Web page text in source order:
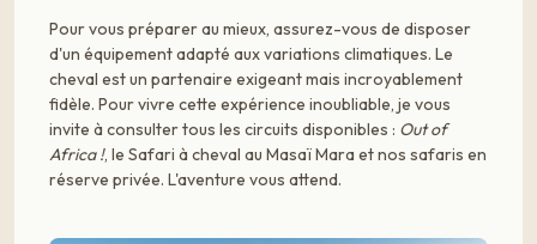
Pour vous préparer au mieux, assurez-vous de disposer
d'un équipement adapté aux variations climatiques. Le
cheval est un partenaire exigeant mais incroyablement
fidèle. Pour vivre cette expérience inoubliable, je vous
invite à consulter tous les circuits disponibles : Out of
Africa !, le Safari à cheval au Masaï Mara et nos safaris en
réserve privée. L'aventure vous attend.